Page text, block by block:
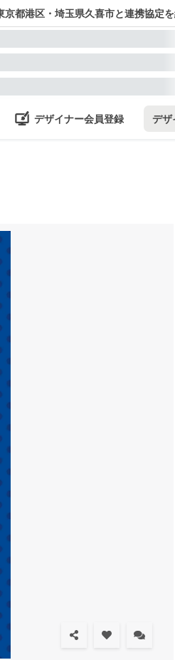
都港区・埼玉県久喜市と連携協定
デザイナー会員登録 デザ